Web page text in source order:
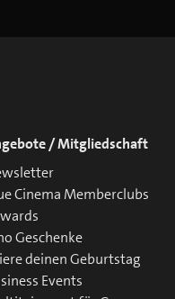
/ Mitgliedschaft
Cinema Memberclubs
Geschenke
deinen Geburtstag
Events